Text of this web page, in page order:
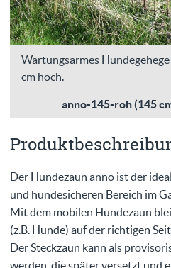
Wartungsarmes
cm hoch.
anno-145-roh (145
Der Hundezaun anno ist der
und hundesicheren Bereich im
Mit dem mobilen Hundezaun
(z.B. Hunde) auf der richtigen
Der Steckzaun kann als
werden, die später versetzt und